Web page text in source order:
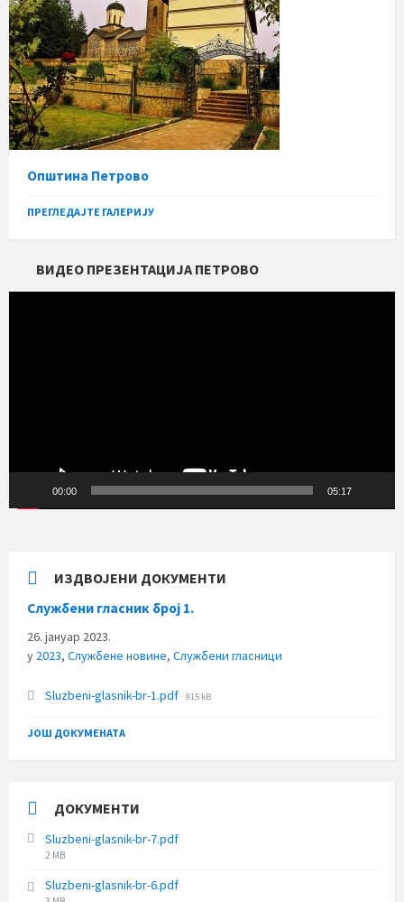
Општина Петрово
ПРЕГЛЕДАЈТЕ ГАЛЕРИЈУ
ВИДЕО ПРЕЗЕНТАЦИЈА ПЕТРОВО
00:00 05:17
ИЗДВОЈЕНИ ДОКУМЕНТИ
Службени гласник број 1.
26. јануар 2023.
у 2023, Службене новине, Службени гласници
Sluzbeni-glasnik-br-1.pdf File
915 kB
ЈОШ ДОКУМЕНАТА
ДОКУМЕНТИ
Sluzbeni-glasnik-br-7.pdf
File
2 MB
Sluzbeni-glasnik-br-6.pdf